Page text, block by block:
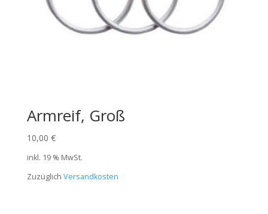
Armreif, Groß
10,00 €
inkl. 19 % MwSt.
Zuzüglich Versandkosten